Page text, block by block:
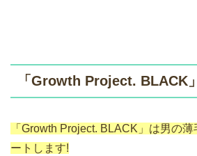
「Growth Project. BLACK
「Growth Project. BLACK」は男の
ートします!